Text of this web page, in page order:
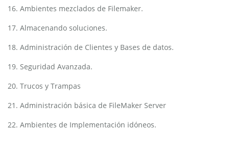
16. Ambientes mezclados de Filemaker.
17. Almacenando soluciones.
18. Administración de Clientes y Bases de datos.
19. Seguridad Avanzada.
20. Trucos y Trampas
21. Administración básica de FileMaker Server
22. Ambientes de Implementación idóneos.